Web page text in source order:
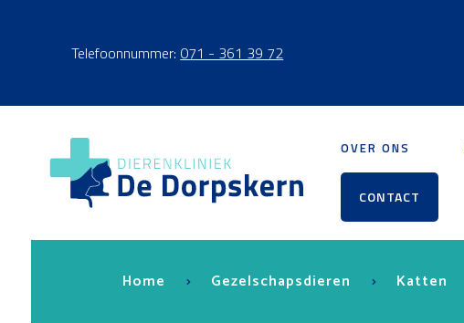
Telefoonnummer: 071 - 361 39 72
OVER ONS
CONTACT
Home Gezelschapsdieren Katten